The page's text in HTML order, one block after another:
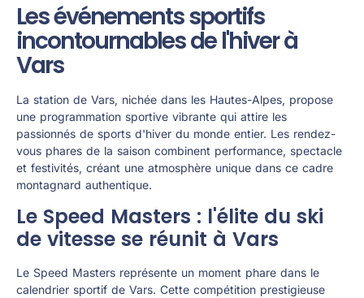
Les événements sportifs
incontournables de l'hiver à
Vars
La station de Vars, nichée dans les Hautes-Alpes, propose
une programmation sportive vibrante qui attire les
passionnés de sports d'hiver du monde entier. Les rendez-
vous phares de la saison combinent performance, spectacle
et festivités, créant une atmosphère unique dans ce cadre
montagnard authentique.
Le Speed Masters : l'élite du ski
de vitesse se réunit à Vars
Le Speed Masters représente un moment phare dans le
calendrier sportif de Vars. Cette compétition prestigieuse